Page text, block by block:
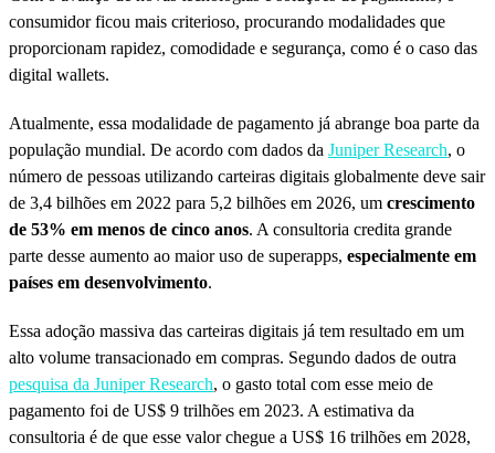
consumidor ficou mais criterioso, procurando modalidades que
proporcionam rapidez, comodidade e segurança, como é o caso das
digital wallets.
Atualmente, essa modalidade de pagamento já abrange boa parte da
população mundial. De acordo com dados da Juniper Research, o
número de pessoas utilizando carteiras digitais globalmente deve sair
de 3,4 bilhões em 2022 para 5,2 bilhões em 2026, um crescimento
de 53% em menos de cinco anos. A consultoria credita grande
parte desse aumento ao maior uso de superapps, especialmente em
países em desenvolvimento.
Essa adoção massiva das carteiras digitais já tem resultado em um
alto volume transacionado em compras. Segundo dados de outra
pesquisa da Juniper Research, o gasto total com esse meio de
pagamento foi de US$ 9 trilhões em 2023. A estimativa da
consultoria é de que esse valor chegue a US$ 16 trilhões em 2028,